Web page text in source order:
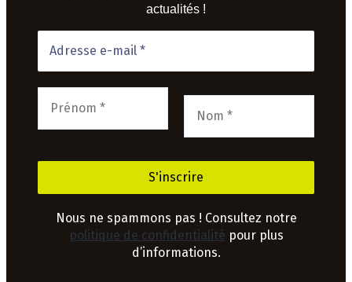
actualités !
Nous ne spammons pas ! Consultez notre
politique de confidentialité pour plus
d’informations.